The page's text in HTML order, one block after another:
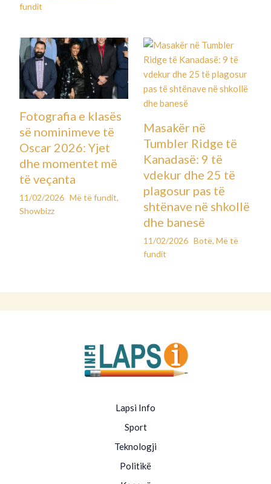
fundit
Fotografia e klasës
së nominimeve të
Oscar 2026: Yjet
dhe momentet më
të veçanta
11/02/2026 Më të fundit,
Showbizz
Masakër në
Tumbler Ridge të
Kanadasë: 9 të
vdekur dhe 25 të
plagosur pas të
shtënave në shkollë
dhe banesë
11/02/2026 Botë, Më të
fundit
Lapsi Info
Sport
Teknologji
Politikë